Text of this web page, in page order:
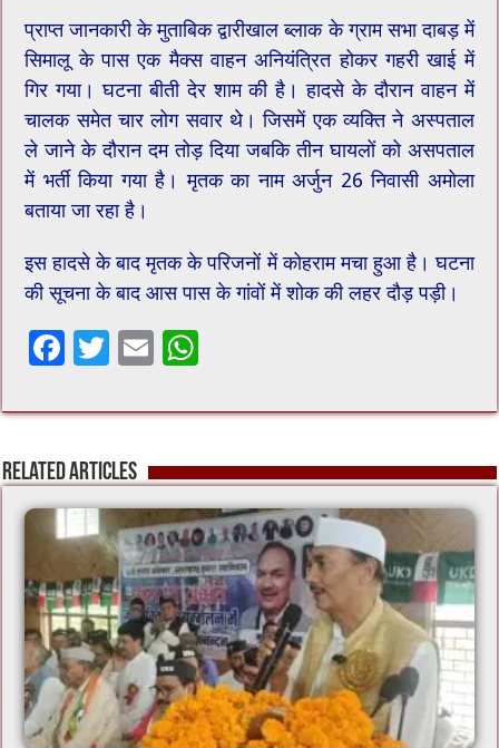
प्राप्त जानकारी के मुताबिक द्वारीखाल ब्लाक के ग्राम सभा दाबड़ में
सिमालू के पास एक मैक्स वाहन अनियंत्रित होकर गहरी खाई में
गिर गया। घटना बीती देर शाम की है। हादसे के दौरान वाहन में
चालक समेत चार लोग सवार थे। जिसमें एक व्यक्ति ने अस्पताल
ले जाने के दौरान दम तोड़ दिया जबकि तीन घायलों को असपताल
में भर्ती किया गया है। मृतक का नाम अर्जुन 26 निवासी अमोला
बताया जा रहा है।
इस हादसे के बाद मृतक के परिजनों में कोहराम मचा हुआ है। घटना
की सूचना के बाद आस पास के गांवों में शोक की लहर दौड़ पड़ी।
F
e
b
o
o
k
T
tt
er
E
ai
l
at
sA
p
p
Related Articles